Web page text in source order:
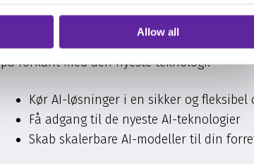
Allow all
AI-løsninger. Med Azure kan vi bygge
modeller, der integrerer med dine
skalerer efter behov og sikrer, at din
på forkant med den nyeste teknologi.
Kør AI-løsninger i en sikker og fleksibel
Få adgang til de nyeste AI-teknologier
Skab skalerbare AI-modeller til din